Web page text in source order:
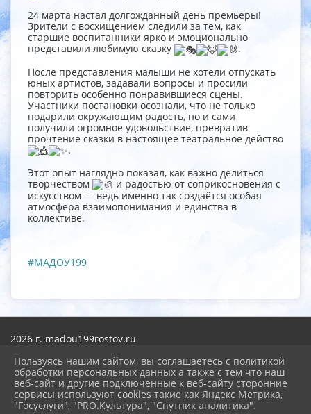
24 марта настал долгожданный день премьеры!
Зрители с восхищением следили за тем, как
старшие воспитанники ярко и эмоционально
представили любимую сказку
.
После представления малыши не хотели отпускать
юных артистов, задавали вопросы и просили
повторить особенно понравившиеся сцены.
Участники постановки осознали, что не только
подарили окружающим радость, но и сами
получили огромное удовольствие, превратив
прочтение сказки в настоящее театральное действо
.
Этот опыт наглядно показал, как важно делиться
творчеством
и радостью от соприкосновения с
искусством — ведь именно так создаётся особая
атмосфера взаимопонимания и единства в
коллективе.
#МАДОУ199
2026 г. madou199rostov.ru
Карта сайта
Политика обработки персональных данных
Сделано на KubCMS
Разработка и поддержка
Пользуясь нашим сайтом, вы соглашаетесь с политикой
обработки персональных данных а также с тем что наш
веб-сайт и другие подключенные к веб-сайту сторонние
сервисы используют cookies такие как Яндекс Метрика,
"Госуслуги", "PRO.Культура", "Спутник аналитика".